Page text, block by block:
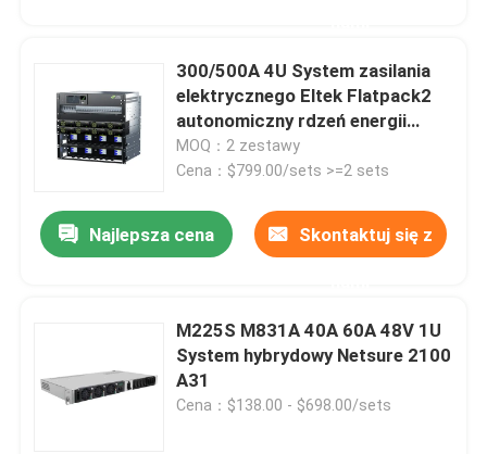
300/500A 4U System zasilania
elektrycznego Eltek Flatpack2
autonomiczny rdzeń energii
słonecznej
MOQ：2 zestawy
Cena：$799.00/sets >=2 sets
Najlepsza cena Skontaktuj się z
M225S M831A 40A 60A 48V 1U
System hybrydowy Netsure 2100
A31
Cena：$138.00 - $698.00/sets